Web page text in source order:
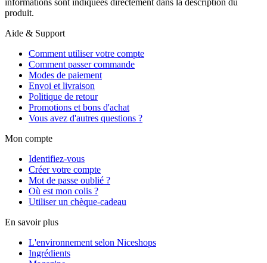
informations sont indiquées directement dans la description du
produit.
Aide & Support
Comment utiliser votre compte
Comment passer commande
Modes de paiement
Envoi et livraison
Politique de retour
Promotions et bons d'achat
Vous avez d'autres questions ?
Mon compte
Identifiez-vous
Créer votre compte
Mot de passe oublié ?
Où est mon colis ?
Utiliser un chèque-cadeau
En savoir plus
L'environnement selon Niceshops
Ingrédients